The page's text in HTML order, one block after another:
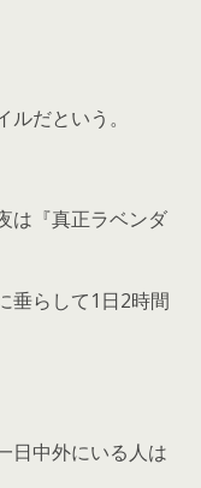
だという。
は『真正ラベンダ
垂らして1日2時間
日中外にいる人は